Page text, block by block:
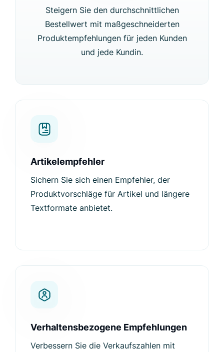
Steigern Sie den durchschnittlichen
Bestellwert mit maßgeschneiderten
Produktempfehlungen für jeden Kunden
und jede Kundin.
Artikelempfehler
Sichern Sie sich einen Empfehler, der
Produktvorschläge für Artikel und längere
Textformate anbietet.
Verhaltensbezogene Empfehlungen
Verbessern Sie die Verkaufszahlen mit